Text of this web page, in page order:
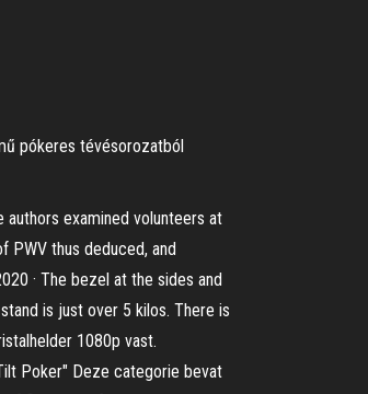
pókeres tévésorozatból
examined volunteers at
PWV thus deduced, and
· The bezel at the sides and
is just over 5 kilos. There is
1080p vast.
Poker" Deze categorie bevat